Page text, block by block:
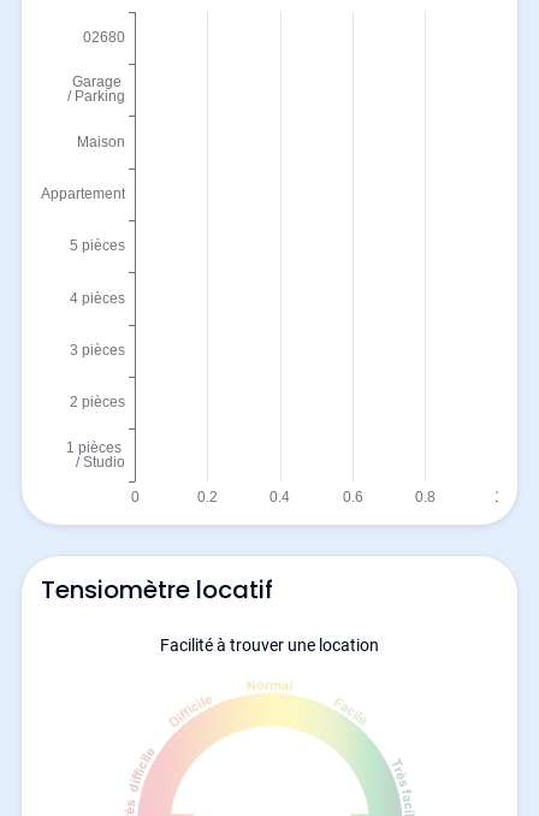
Tensiomètre locatif
Facilité à trouver une location